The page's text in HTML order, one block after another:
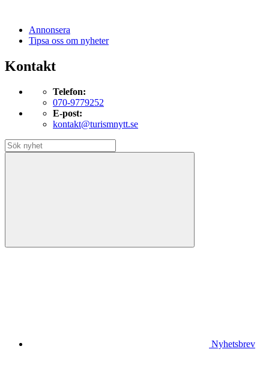
Annonsera
Tipsa oss om nyheter
Kontakt
Telefon:
070-9779252
E-post:
kontakt@turismnytt.se
Nyhetsbrev